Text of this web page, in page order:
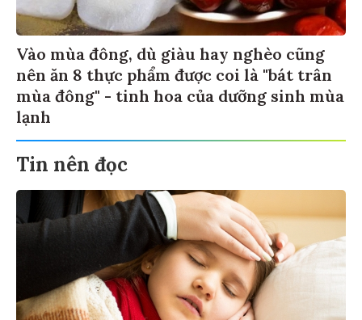
Vào mùa đông, dù giàu hay nghèo cũng
nên ăn 8 thực phẩm được coi là "bát trân
mùa đông" - tinh hoa của dưỡng sinh mùa
lạnh
Tin nên đọc